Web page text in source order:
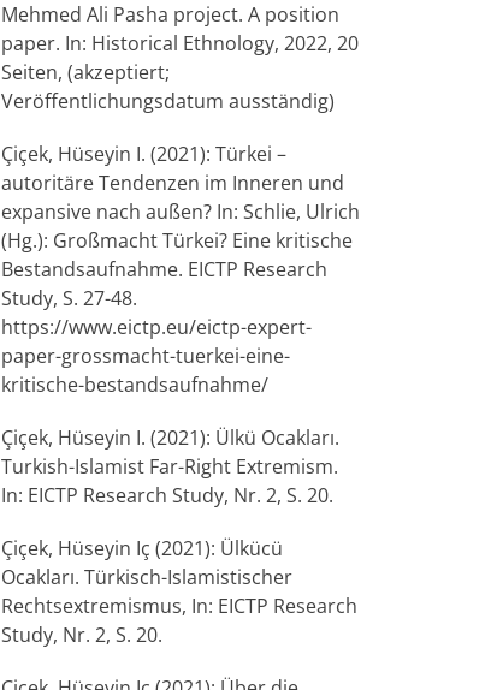
Mehmed Ali Pasha project. A position
paper. In: Historical Ethnology, 2022, 20
Seiten, (akzeptiert;
Veröffentlichungsdatum ausständig)
Çiçek, Hüseyin I. (2021): Türkei –
autoritäre Tendenzen im Inneren und
expansive nach außen? In: Schlie, Ulrich
(Hg.): Großmacht Türkei? Eine kritische
Bestandsaufnahme. EICTP Research
Study, S. 27-48.
https://www.eictp.eu/eictp-expert-
paper-grossmacht-tuerkei-eine-
kritische-bestandsaufnahme/
Çiçek, Hüseyin I. (2021): Ülkü Ocakları.
Turkish-Islamist Far-Right Extremism.
In: EICTP Research Study, Nr. 2, S. 20.
Çiçek, Hüseyin Iç (2021): Ülkücü
Ocakları. Türkisch-Islamistischer
Rechtsextremismus, In: EICTP Research
Study, Nr. 2, S. 20.